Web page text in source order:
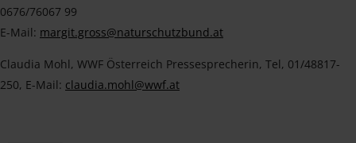
0676/76067 99
E-Mail: margit.gross@naturschutzbund.at
Claudia Mohl, WWF Österreich Pressesprecherin, Tel, 01/48817-
250, E-Mail: claudia.mohl@wwf.at